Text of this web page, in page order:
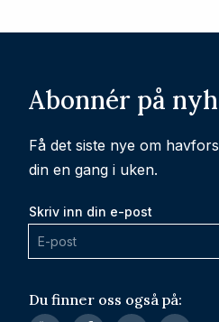
Du finner oss også på:
Abonnér på
Få det siste nye om
din en gang i uken.
Skriv inn din e-post